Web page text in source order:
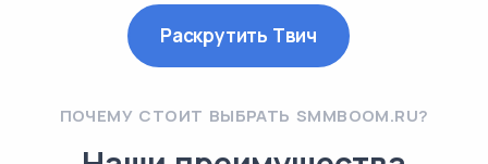
Раскрутить Твич
ПОЧЕМУ СТОИТ ВЫБРАТЬ SMMBOOM.RU?